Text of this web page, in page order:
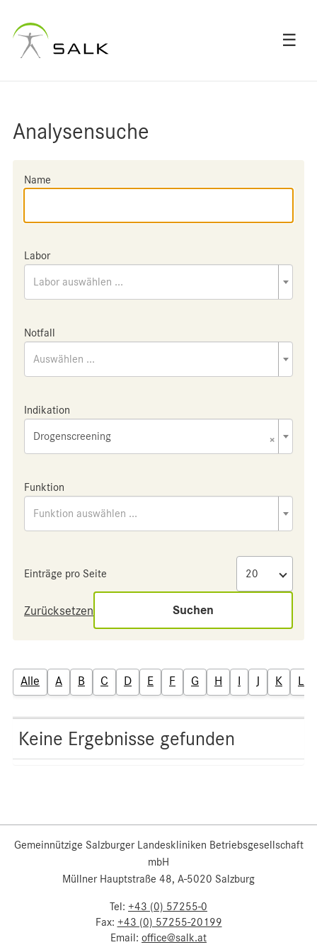
☰
Analysensuche
Name
Labor
Labor auswählen ...
Notfall
Auswählen ...
Indikation
×
Drogenscreening
Funktion
Funktion auswählen ...
Einträge pro Seite
Zurücksetzen Suchen
Alle A B C D E F G H I J K L
Keine Ergebnisse gefunden
Gemeinnützige Salzburger Landeskliniken Betriebsgesellschaft
mbH
Müllner Hauptstraße 48, A-5020 Salzburg
Tel: +43 (0) 57255-0
Fax: +43 (0) 57255-20199
Email: office@salk.at